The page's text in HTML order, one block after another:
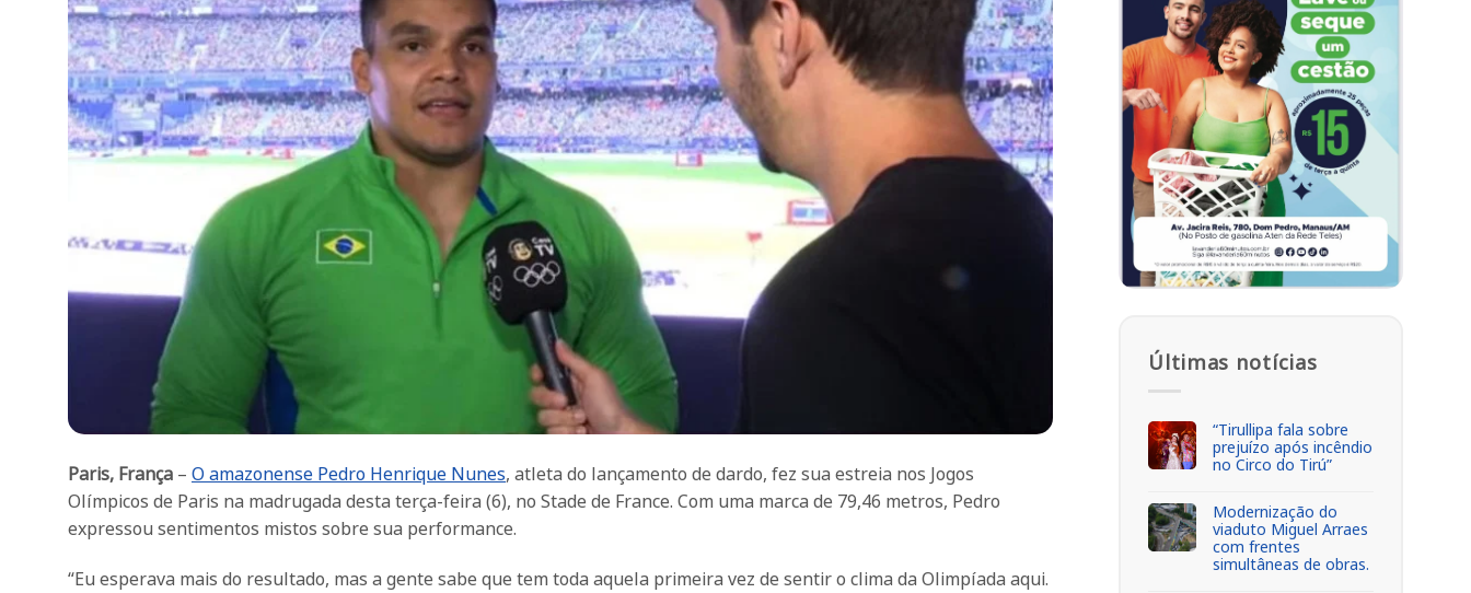
Paris, França – O amazonense Pedro Henrique Nunes, atleta do lançamento de dardo, fez sua estreia nos Jogos
Olímpicos de Paris na madrugada desta terça-feira (6), no Stade de France. Com uma marca de 79,46 metros, Pedro
expressou sentimentos mistos sobre sua performance.
“Eu esperava mais do resultado, mas a gente sabe que tem toda aquela primeira vez de sentir o clima da Olimpíada aqui.
Últimas notícias
“Tirullipa fala sobre
prejuízo após incêndio
no Circo do Tirú”
Modernização do
viaduto Miguel Arraes
com frentes
simultâneas de obras.